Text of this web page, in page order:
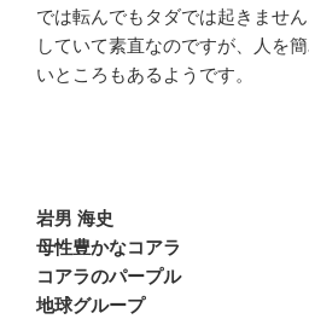
では転んでもタダでは起きませ
していて素直なのですが、人を
いところもあるようです。
岩男 海史
母性豊かなコアラ
コアラのパープル
地球グループ